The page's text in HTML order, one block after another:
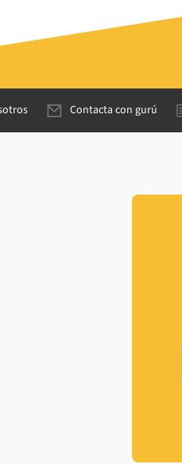
Contacta con gurú